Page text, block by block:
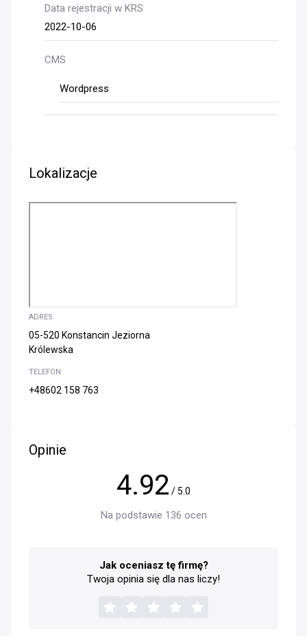
Data rejestracji w KRS
2022-10-06
CMS
Wordpress
Lokalizacje
ADRES
05-520 Konstancin Jeziorna
Królewska
TELEFON
+48602 158 763
Opinie
4.92 / 5.0
Na podstawie 136 ocen
Jak oceniasz tę firmę?
Twoja opinia się dla nas liczy!